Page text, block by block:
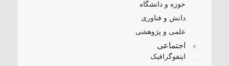
حوزه و دانشگاه
دانش و فناوری
علمی و پژوهشی
اجتماعی
اینفوگرافیک